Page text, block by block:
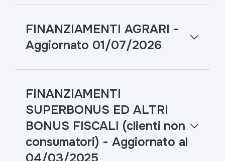
FINANZIAMENTI AGRARI -
Aggiornato 01/07/2026
FINANZIAMENTI
SUPERBONUS ED ALTRI
BONUS FISCALI (clienti non
consumatori) - Aggiornato al
04/03/2025